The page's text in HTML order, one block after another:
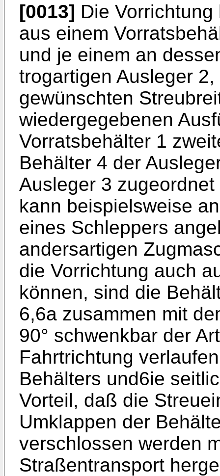
[0013] Die
aus einem
und je einem an
trogartigen Ausleger
gewünschten
wiedergegebenen
Vorratsbehälter 1
Behälter 4 der
Ausleger 3
kann beispielsweise
eines Schleppers
andersartigen
die Vorrichtung auch
können, sind die
6,6a zusammen mit
90° schwenkbar der
Fahrtrichtung
Behälters und6ie
Vorteil, daß die
Umklappen der
verschlossen werden
Straßentransport